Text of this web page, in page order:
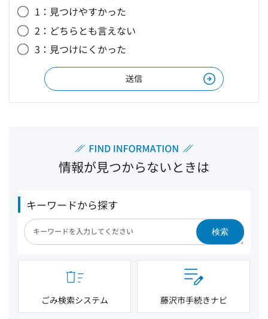
1：見つけやすかった
2：どちらとも言えない
3：見つけにくかった
情報が見つからないときは
キーワードから探す
検索
ごみ検索システム 藤沢市手続きナビ